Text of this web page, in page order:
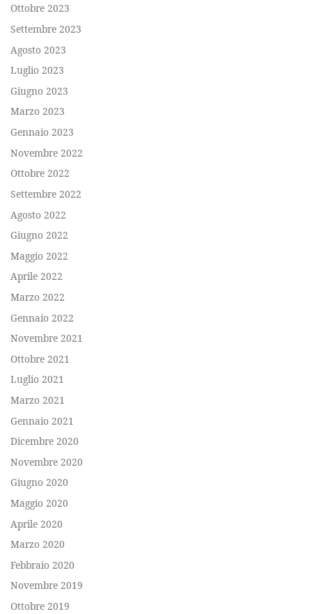
Ottobre 2023
Settembre 2023
Agosto 2023
Luglio 2023
Giugno 2023
Marzo 2023
Gennaio 2023
Novembre 2022
Ottobre 2022
Settembre 2022
Agosto 2022
Giugno 2022
Maggio 2022
Aprile 2022
Marzo 2022
Gennaio 2022
Novembre 2021
Ottobre 2021
Luglio 2021
Marzo 2021
Gennaio 2021
Dicembre 2020
Novembre 2020
Giugno 2020
Maggio 2020
Aprile 2020
Marzo 2020
Febbraio 2020
Novembre 2019
Ottobre 2019